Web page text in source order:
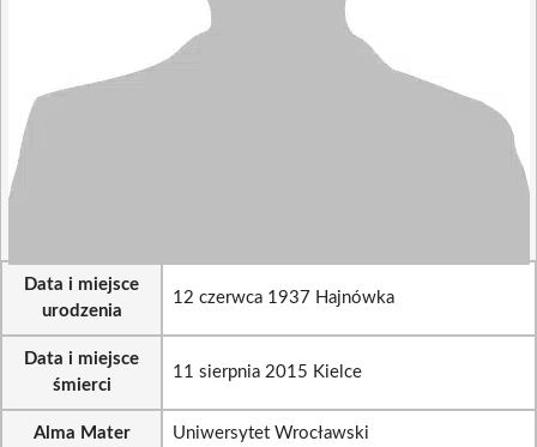
Data i miejsce
urodzenia
12 czerwca 1937 Hajnówka
Data i miejsce
śmierci
11 sierpnia 2015 Kielce
Alma Mater Uniwersytet Wrocławski